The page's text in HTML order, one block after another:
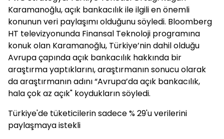
Karamanoğlu, açık bankacılık ile ilgili en önemli
konunun veri paylaşımı olduğunu söyledi. Bloomberg
HT televizyonunda Finansal Teknoloji programına
konuk olan Karamanoğlu, Türkiye’nin dahil olduğu
Avrupa çapında açık bankacılık hakkında bir
araştırma yaptıklarını, araştırmanın sonucu olarak
da araştırmanın adını “Avrupa’da açık bankacılık,
hala çok az açık" koydukların söyledi.
Türkiye'de tüketicilerin sadece % 29'u verilerini
paylaşmaya istekli